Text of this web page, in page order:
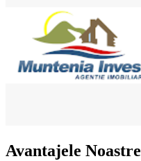
Avantajele Noastre